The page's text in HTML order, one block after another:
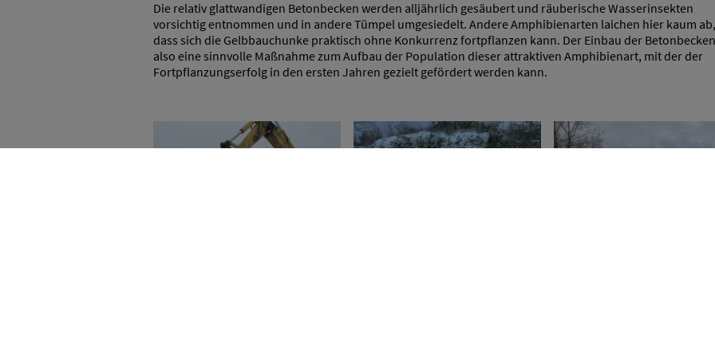
Die relativ glattwandigen Betonbecken werden alljährlich gesäubert und räuberische Wasserinsekten
vorsichtig entnommen und in andere Tümpel umgesiedelt. Andere Amphibienarten laichen hier kaum
dass sich die Gelbbauchunke praktisch ohne Konkurrenz fortpflanzen kann. Der Einbau der
also eine sinnvolle Maßnahme zum Aufbau der Population dieser attraktiven Amphibienart, mit der der
Fortpflanzungserfolg in den ersten Jahren gezielt gefördert werden kann.